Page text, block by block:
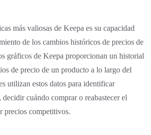
más valiosas de Keepa es su capacidad
de los cambios históricos de precios de
gráficos de Keepa proporcionan un historial
de precio de un producto a lo largo del
utilizan estos datos para identificar
decidir cuándo comprar o reabastecer el
precios competitivos.